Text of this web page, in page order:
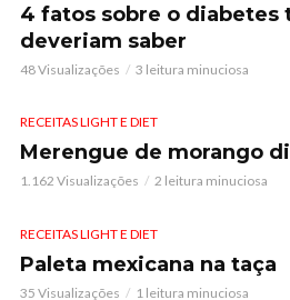
4 fatos sobre o diabetes
deveriam saber
48 Visualizações 3 leitura minuciosa
RECEITAS LIGHT E DIET
Merengue de morango
1.162 Visualizações 2 leitura minuciosa
RECEITAS LIGHT E DIET
Paleta mexicana na taça
35 Visualizações 1 leitura minuciosa